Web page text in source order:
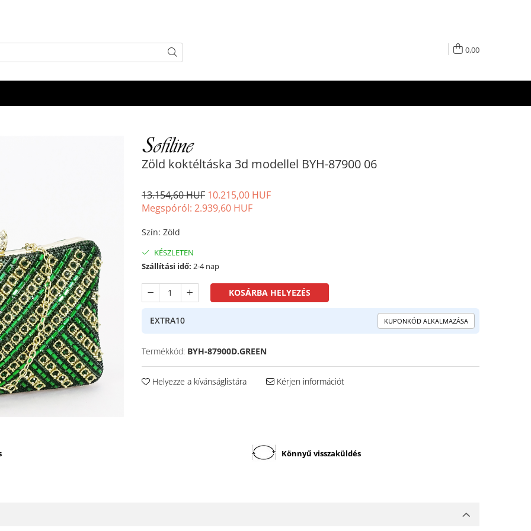
0,00
Zöld koktéltáska 3d modellel BYH-87900 06
13.154,60 HUF 10.215,00 HUF
Megspóról: 2.939,60 HUF
Szín: Zöld
KÉSZLETEN
Szállítási idő: 2-4 nap
KOSÁRBA HELYEZÉS
EXTRA10 KUPONKÓD ALKALMAZÁSA
Termékkód: BYH-87900D.GREEN
Helyezze a kívánságlistára Kérjen információt
Könnyű visszaküldés